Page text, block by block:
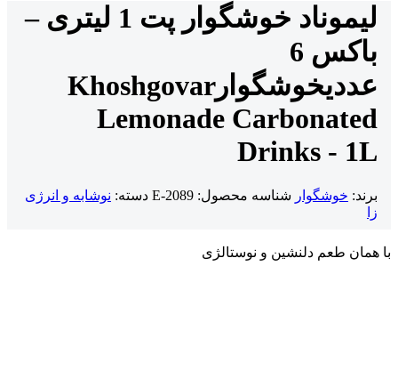
لیموناد خوشگوار پت 1 لیتری –
باکس 6
عددیخوشگوارKhoshgovar
Lemonade Carbonated
Drinks - 1L
برند: خوشگوار شناسه محصول: E-2089 دسته: نوشابه و انرژی
زا
با همان طعم دلنشین و نوستالژی